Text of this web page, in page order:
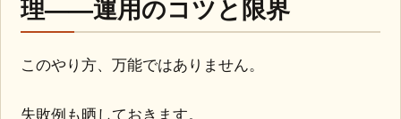
理——運用のコツと限界
このやり方、万能ではありません。
失敗例も晒しておきます。